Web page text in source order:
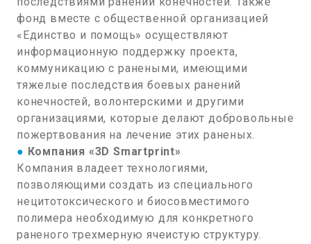
фонд вместе с общественной организацией
«Единство и помощь» осуществляют
информационную поддержку проекта,
коммуникацию с ранеными, имеющими
тяжелые последствия боевых ранений
конечностей, волонтерскими и другими
организациями, которые делают добровольные
пожертвования на лечение этих раненых.
● Компания «3D Smartprint»
Компания владеет технологиями,
позволяющими создать из специального
нецитотоксического и биосовместимого
полимера необходимую для конкретного
раненого трехмерную ячеистую структуру.